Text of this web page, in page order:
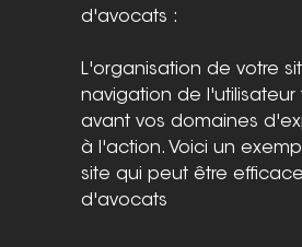
d'avocats :
L'organisation de votre
navigation de
avant vos domaines
à l'action. Voici un
site qui peut être
d'avocats